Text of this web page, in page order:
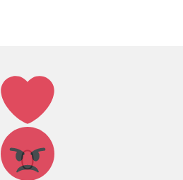
Лайк!
0
Агрессия!